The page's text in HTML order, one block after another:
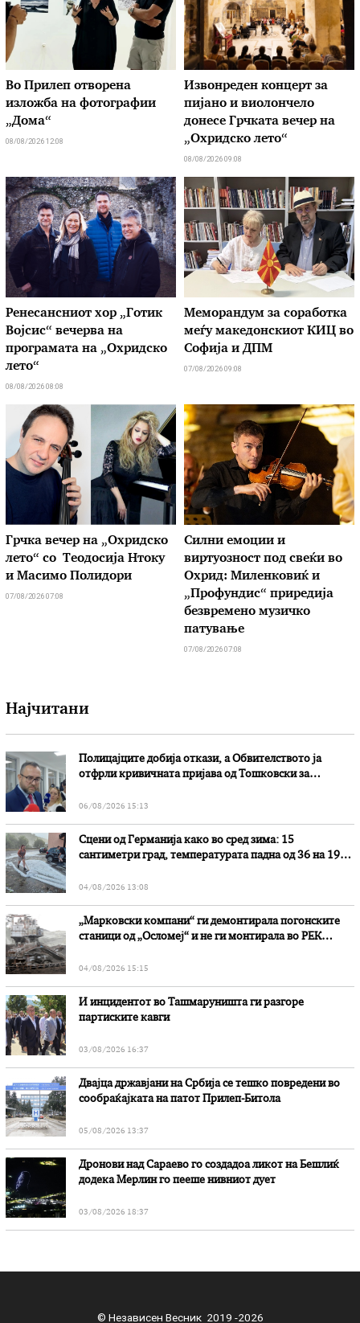
Во Прилеп отворена
изложба на фотографии
„Дома“
08/08/2026 12:08
Извонреден концерт за
пијано и виолончело
донесе Грчката вечер на
„Охридско лето“
08/08/2026 09:08
Ренесансниот хор „Готик
Војсис“ вечерва на
програмата на „Охридско
лето“
08/08/2026 08:08
Меморандум за соработка
меѓу македонскиот КИЦ во
Софија и ДПМ
07/08/2026 09:08
Грчка вечер на „Охридско
лето“ со Теодосија Нтоку
и Масимо Полидори
07/08/2026 07:08
Силни емоции и
виртуозност под свеќи во
Охрид: Миленковиќ и
„Профундис“ приредија
безвремено музичко
патување
07/08/2026 07:08
Најчитани
Полицајците добија откази, а Обвителството ја
отфрли кривичната пријава од Тошковски за
06/08/2026 15:13
Сцени од Германија како во сред зима: 15
сантиметри град, температурата падна од 36 на 19
04/08/2026 13:08
„Марковски компани“ ги демонтирала погонските
станици од „Осломеј“ и не ги монтирала во РЕК
04/08/2026 15:15
И инцидентот во Ташмаруништa ги разгоре
партиските кавги
03/08/2026 16:37
Двајца државјани на Србија се тешко повредени во
сообраќајката на патот Прилеп-Битола
05/08/2026 13:37
Дронови над Сараево го создадоа ликот на Бешлиќ
додека Мерлин го пееше нивниот дует
03/08/2026 18:37
© Независен Весник 2019 -2026